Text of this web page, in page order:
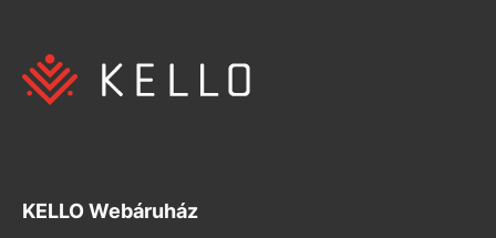
KELLO Webáruház